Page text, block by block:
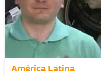
América Latina